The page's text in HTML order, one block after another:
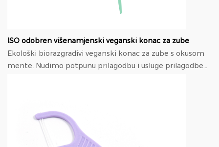
ISO odobren višenamjenski veganski konac za zube
Ekološki biorazgradivi veganski konac za zube s okusom
mente. Nudimo potpunu prilagodbu i usluge prilagodbe